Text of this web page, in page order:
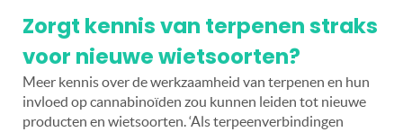
Zorgt kennis van terpenen straks
voor nieuwe wietsoorten?
Meer kennis over de werkzaamheid van terpenen en hun
invloed op cannabinoïden zou kunnen leiden tot nieuwe
producten en wietsoorten. ‘Als terpeenverbindingen